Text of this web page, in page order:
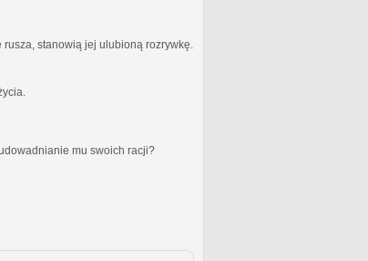
stanowią jej ulubioną rozrywkę.
mu swoich racji?